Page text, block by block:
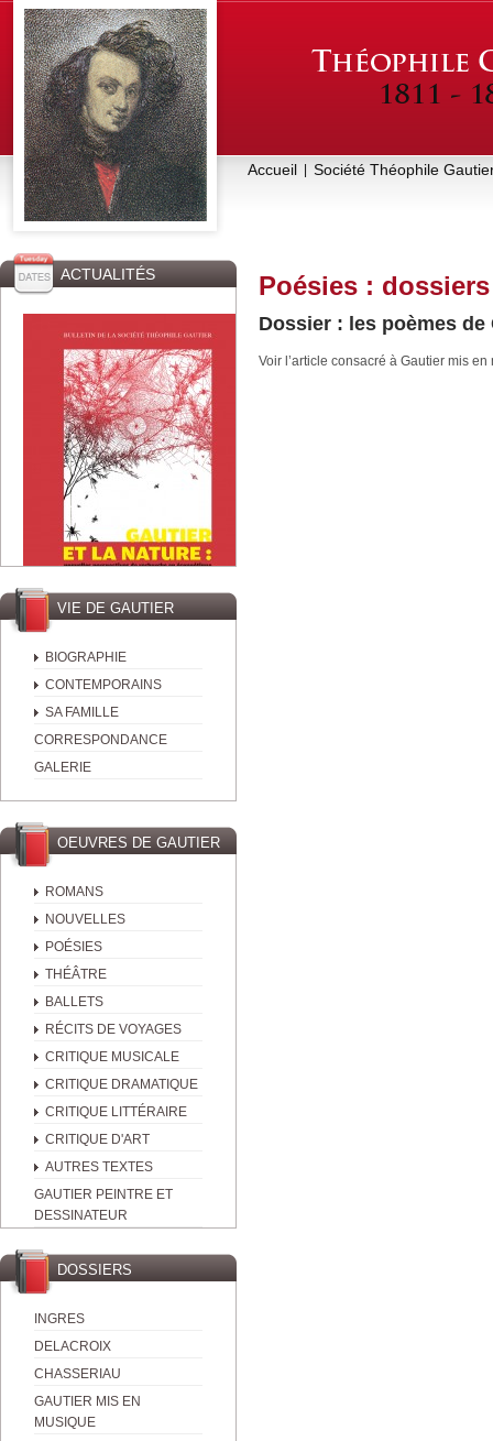
Accueil Société Théophile
ACTUALITÉS
VIE DE GAUTIER
BIOGRAPHIE
CONTEMPORAINS
SA FAMILLE
CORRESPONDANCE
GALERIE
OEUVRES DE GAUTIER
ROMANS
NOUVELLES
POÉSIES
THÉÂTRE
BALLETS
RÉCITS DE VOYAGES
CRITIQUE MUSICALE
CRITIQUE DRAMATIQUE
CRITIQUE LITTÉRAIRE
CRITIQUE D'ART
AUTRES TEXTES
GAUTIER PEINTRE ET
DESSINATEUR
DOSSIERS
INGRES
DELACROIX
CHASSERIAU
GAUTIER MIS EN
MUSIQUE
Poésies : dossiers
Dossier : les poèmes
Voir l’article consacré à Gautier mis